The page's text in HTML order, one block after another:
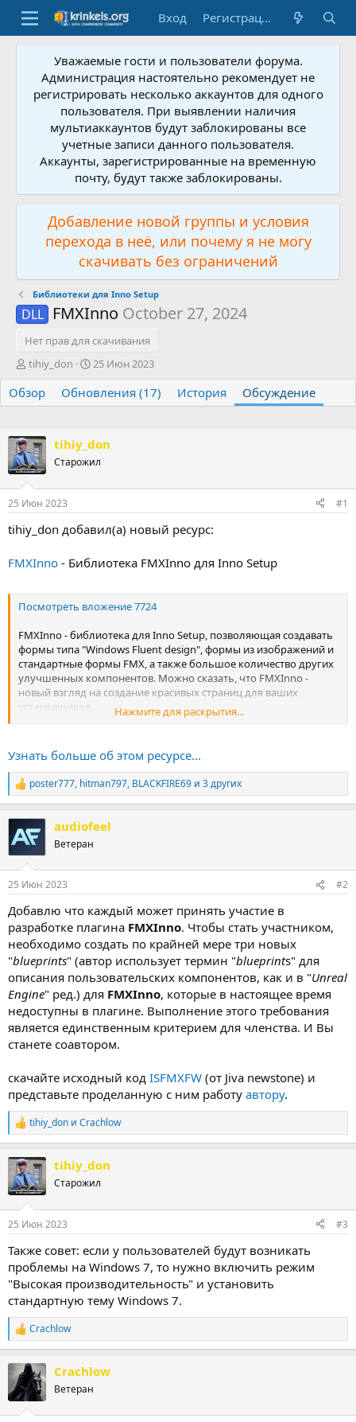
Вход Регистрация
Уважаемые гости и пользователи форума.
Администрация настоятельно рекомендует не
регистрировать несколько аккаунтов для одного
пользователя. При выявлении наличия
мультиаккаунтов будут заблокированы все
учетные записи данного пользователя.
Аккаунты, зарегистрированные на временную
почту, будут также заблокированы.
Добавление новой группы и условия
перехода в неё, или почему я не могу
скачивать без ограничений
Библиотеки для Inno Setup
DLL FMXInno October 27, 2024
Нет прав для скачивания
А
т
о
т
е
м
ы
tihiy_don
Д
т
а
ч
а
а
25 Июн 2023
Обзор Обновления (17) История Обсуждение
tihiy_don
Старожил
25 Июн 2023 #1
tihiy_don добавил(а) новый ресурс:
FMXInno - Библиотека FMXInno для Inno Setup
Посмотреть вложение 7724
FMXInno - библиотека для Inno Setup, позволяющая создавать
формы типа "Windows Fluent design", формы из изображений и
стандартные формы FMX, а также большое количество других
улучшенных компонентов. Можно сказать, что FMXInno -
новый взгляд на создание красивых страниц для ваших
установщиков.
Осбенности:
Спойлер:Открыть
Нажмите для раскрытия...
Узнать больше об этом ресурсе...
Р
е
к
ц
и
poster777, hitman797, BLACKFIRE69 и 3 других
audiofeel
Ветеран
25 Июн 2023 #2
Добавлю что каждый может принять участие в
разработке плагина FMXInno. Чтобы стать участником,
необходимо создать по крайней мере три новых
"blueprints" (автор использует термин "blueprints" для
описания пользовательских компонентов, как и в "Unreal
Engine" ред.) для FMXInno, которые в настоящее время
недоступны в плагине. Выполнение этого требования
является единственным критерием для членства. И Вы
станете соавтором.
скачайте исходный код ISFMXFW (от Jiva newstone) и
представьте проделанную с ним работу автору.
Р
е
к
ц
и
tihiy_don и Crachlow
tihiy_don
Старожил
25 Июн 2023 #3
Также совет: если у пользователей будут возникать
проблемы на Windows 7, то нужно включить режим
"Высокая производительность" и установить
стандартную тему Windows 7.
Р
е
к
ц
и
Crachlow
Crachlow
Ветеран